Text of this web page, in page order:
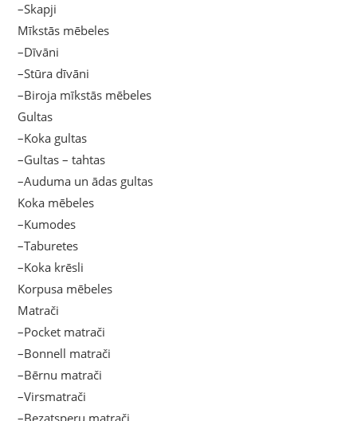
–Skapji
Mīkstās mēbeles
–Dīvāni
–Stūra dīvāni
–Biroja mīkstās mēbeles
Gultas
–Koka gultas
–Gultas – tahtas
–Auduma un ādas gultas
Koka mēbeles
–Kumodes
–Taburetes
–Koka krēsli
Korpusa mēbeles
Matrači
–Pocket matrači
–Bonnell matrači
–Bērnu matrači
–Virsmatrači